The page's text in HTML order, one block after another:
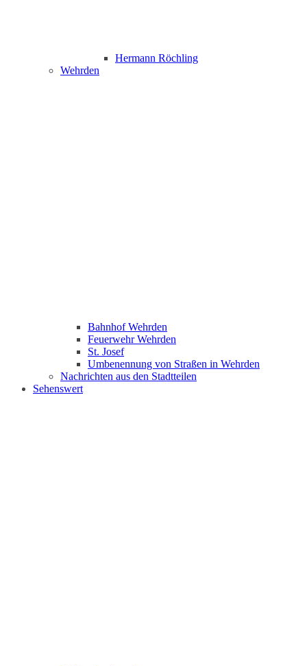
Hermann Röchling
Wehrden
Bahnhof Wehrden
Feuerwehr Wehrden
St. Josef
Umbenennung von Straßen in Wehrden
Nachrichten aus den Stadtteilen
Sehenswert